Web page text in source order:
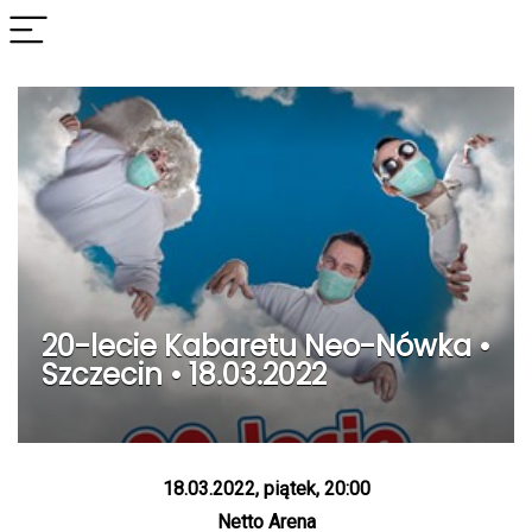
20-lecie Kabaretu Neo-Nówka •
Szczecin • 18.03.2022
18.03.2022, piątek, 20:00
Netto Arena